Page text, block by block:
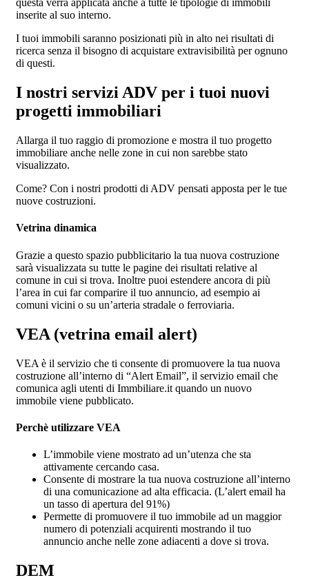
questa verrà applicata anche a tutte le tipologie di immobili
inserite al suo interno.
I tuoi immobili saranno posizionati più in alto nei risultati di
ricerca senza il bisogno di acquistare extravisibilità per ognuno
di questi.
I nostri servizi ADV per i tuoi nuovi
progetti immobiliari
Allarga il tuo raggio di promozione e mostra il tuo progetto
immobiliare anche nelle zone in cui non sarebbe stato
visualizzato.
Come? Con i nostri prodotti di ADV pensati apposta per le tue
nuove costruzioni.
Vetrina dinamica
Grazie a questo spazio pubblicitario la tua nuova costruzione
sarà visualizzata su tutte le pagine dei risultati relative al
comune in cui si trova. Inoltre puoi estendere ancora di più
l’area in cui far comparire il tuo annuncio, ad esempio ai
comuni vicini o su un’arteria stradale o ferroviaria.
VEA (vetrina email alert)
VEA è il servizio che ti consente di promuovere la tua nuova
costruzione all’interno di “Alert Email”, il servizio email che
comunica agli utenti di Immbiliare.it quando un nuovo
immobile viene pubblicato.
Perchè utilizzare VEA
L’immobile viene mostrato ad un’utenza che sta
attivamente cercando casa.
Consente di mostrare la tua nuova costruzione all’interno
di una comunicazione ad alta efficacia. (L’alert email ha
un tasso di apertura del 91%)
Permette di promuovere il tuo immobile ad un maggior
numero di potenziali acquirenti mostrando il tuo
annuncio anche nelle zone adiacenti a dove si trova.
DEM